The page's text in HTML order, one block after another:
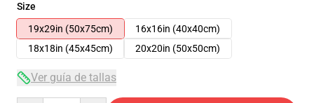
Size
19x29in (50x75cm)
16x16in (40x40cm)
18x18in (45x45cm)
20x20in (50x50cm)
Ver guía de tallas